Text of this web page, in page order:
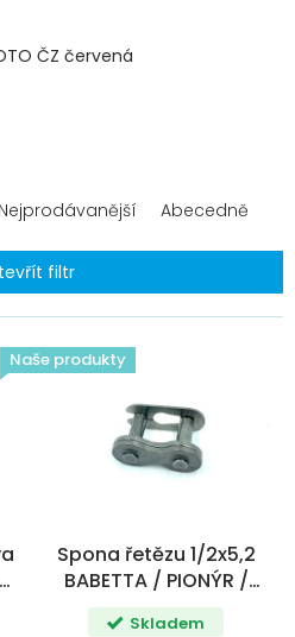
ČZ červená
Nejprodávanější Abecedně
filtr
Naše produkty
Spona řetězu 1/2x5,2
BABETTA / PIONÝR /
SIMSON 420 CN
Skladem